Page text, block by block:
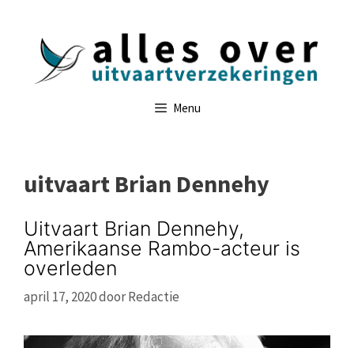
Menu
uitvaart Brian Dennehy
Uitvaart Brian Dennehy,
Amerikaanse Rambo-acteur is
overleden
april 17, 2020doorRedactie